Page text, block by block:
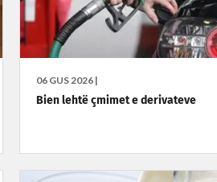
06 GUS 2026 |
Bien lehtë çmimet e derivateve